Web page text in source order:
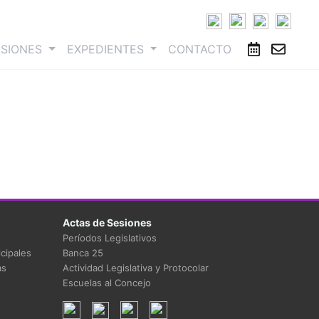
EXPEDIENTES CONTACTO
Actas de Sesiones
Períodos Legislativos
Banca 25
Actividad Legislativa y Protocolar
Escuelas al Concejo